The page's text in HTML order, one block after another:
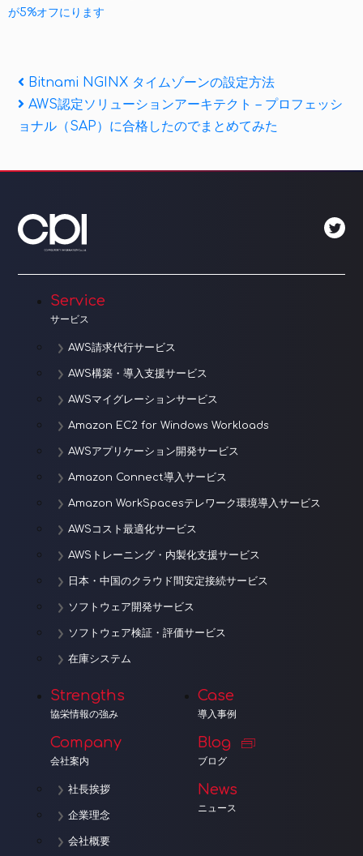
が5%オフにります
投
稿
ビ
ゲ
ー
シ
ョ
Previous
Post
Bitnami NGINX タイムゾーンの設定方法
Next
Post
AWS認定ソリューションアーキテクト – プロフェッシ
ョナル（SAP）に合格したのでまとめてみた
Service
サービス
AWS請求代行サービス
AWS構築・導入支援サービス
AWSマイグレーションサービス
Amazon EC2 for Windows Workloads
AWSアプリケーション開発サービス
Amazon Connect導入サービス
Amazon WorkSpacesテレワーク環境導入サービス
AWSコスト最適化サービス
AWSトレーニング・内製化支援サービス
日本・中国のクラウド間安定接続サービス
ソフトウェア開発サービス
ソフトウェア検証・評価サービス
在庫システム
Strengths
協栄情報の強み
Company
会社案内
社長挨拶
企業理念
会社概要
Case
導入事例
Blog
ブログ
News
ニュース